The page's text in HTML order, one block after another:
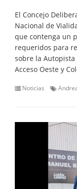
El Concejo
Nacional de
que contenga un
requeridos para
sobre la Autopista
Acceso Oeste y
Noticias